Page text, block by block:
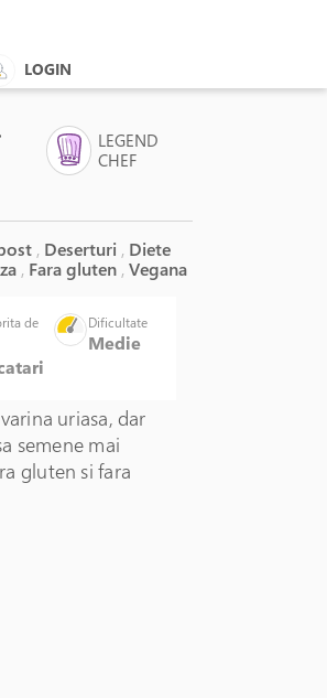
LOGIN
LEGEND
CHEF
, Deserturi , Diete
, Fara gluten , Vegana
de Dificultate
Medie
uriasa, dar
semene mai
gluten si fara